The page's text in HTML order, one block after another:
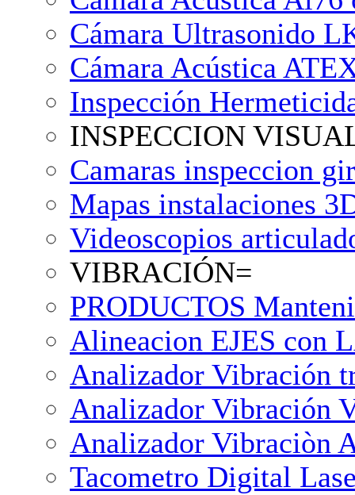
Cámara Ultrasonido
Cámara Acústica
Inspección
INSPECCION
Camaras inspeccion
Mapas instalaciones
Videoscopios
VIBRACIÓN=
PRODUCTOS
Alineacion EJES con
Analizador Vibración
Analizador Vibración
Analizador Vibraciòn
Tacometro Digital